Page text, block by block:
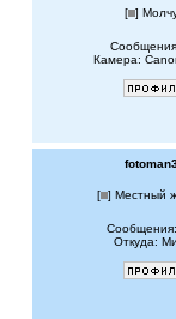
[ ]
Камера:
[ ] Местный
Откуда: